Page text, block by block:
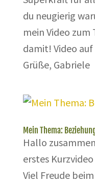
du neugierig
mein Video zum
damit! Video
Grüße, Gabriele
Mein Thema:
Hallo
erstes
Viel Freude